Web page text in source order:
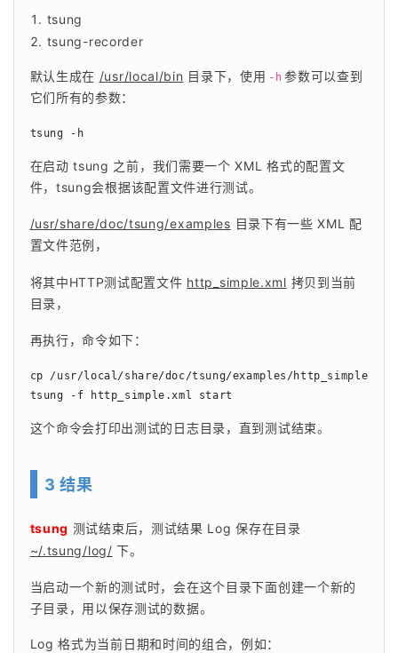
tsung
tsung-recorder
默认生成在 /usr/local/bin 目录下，使用 -h 参数可以查到
它们所有的参数：
tsung -h
在启动 tsung 之前，我们需要一个 XML 格式的配置文
件，tsung会根据该配置文件进行测试。
/usr/share/doc/tsung/examples 目录下有一些 XML 配
置文件范例，
将其中HTTP测试配置文件 http_simple.xml 拷贝到当前
目录，
再执行，命令如下：
cp /usr/local/share/doc/tsung/examples/http_simple.xml
tsung -f http_simple.xml start                              # 指
这个命令会打印出测试的日志目录，直到测试结束。
3 结果
tsung
~/.tsung/log/ 下。
当启动一个新的测试时，会在这个目录下面创建一个新的
子目录，用以保存测试的数据。
Log 格式为当前日期和时间的组合，例如：